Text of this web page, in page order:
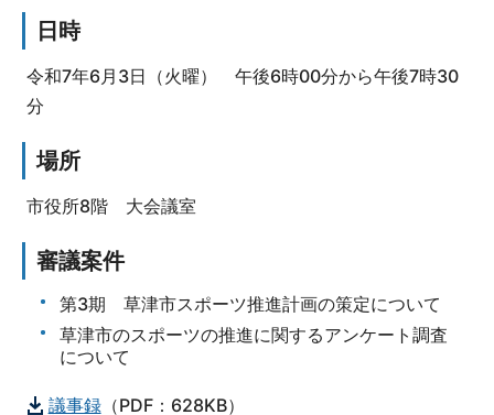
日時
令和7年6月3日（火曜） 午後6時00分から午後7時30
分
場所
市役所8階 大会議室
審議案件
第3期 草津市スポーツ推進計画の策定について
草津市のスポーツの推進に関するアンケート調査
について
議事録（PDF：628KB）